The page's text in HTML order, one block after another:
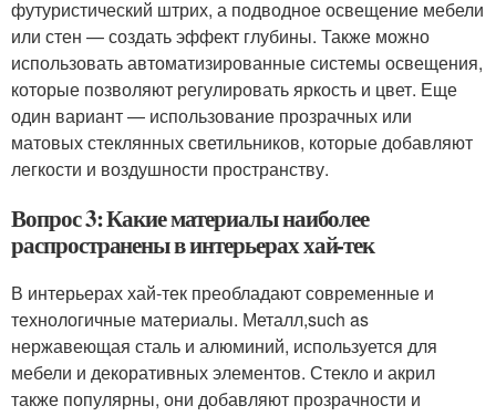
футуристический штрих, а подводное освещение мебели
или стен — создать эффект глубины. Также можно
использовать автоматизированные системы освещения,
которые позволяют регулировать яркость и цвет. Еще
один вариант — использование прозрачных или
матовых стеклянных светильников, которые добавляют
легкости и воздушности пространству.
Вопрос 3: Какие материалы наиболее
распространены в интерьерах хай-тек
В интерьерах хай-тек преобладают современные и
технологичные материалы. Металл,such as
нержавеющая сталь и алюминий, используется для
мебели и декоративных элементов. Стекло и акрил
также популярны, они добавляют прозрачности и